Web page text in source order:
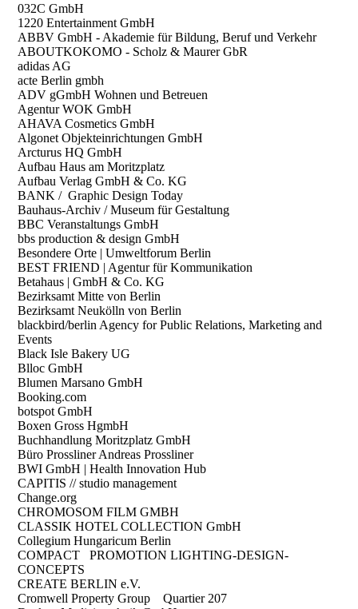
032C GmbH
1220 Entertainment GmbH
ABBV GmbH - Akademie für Bildung, Beruf und Verkehr
ABOUTKOKOMO - Scholz & Maurer GbR
adidas AG
acte Berlin gmbh
ADV gGmbH Wohnen und Betreuen
Agentur WOK GmbH
AHAVA Cosmetics GmbH
Algonet Objekteinrichtungen GmbH
Arcturus HQ GmbH
Aufbau Haus am Moritzplatz
Aufbau Verlag GmbH & Co. KG
BANK / Graphic Design Today
Bauhaus-Archiv / Museum für Gestaltung
BBC Veranstaltungs GmbH
bbs production & design GmbH
Besondere Orte | Umweltforum Berlin
BEST FRIEND | Agentur für Kommunikation
Betahaus | GmbH & Co. KG
Bezirksamt Mitte von Berlin
Bezirksamt Neukölln von Berlin
blackbird/berlin Agency for Public Relations, Marketing and
Events
Black Isle Bakery UG
Blloc GmbH
Blumen Marsano GmbH
Booking.com
botspot GmbH
Boxen Gross HgmbH
Buchhandlung Moritzplatz GmbH
Büro Prossliner Andreas Prossliner
BWI GmbH | Health Innovation Hub
CAPITIS // studio management
Change.org
CHROMOSOM FILM GMBH
CLASSIK HOTEL COLLECTION GmbH
Collegium Hungaricum Berlin
COMPACT PROMOTION LIGHTING-DESIGN-
CONCEPTS
CREATE BERLIN e.V.
Cromwell Property Group Quartier 207